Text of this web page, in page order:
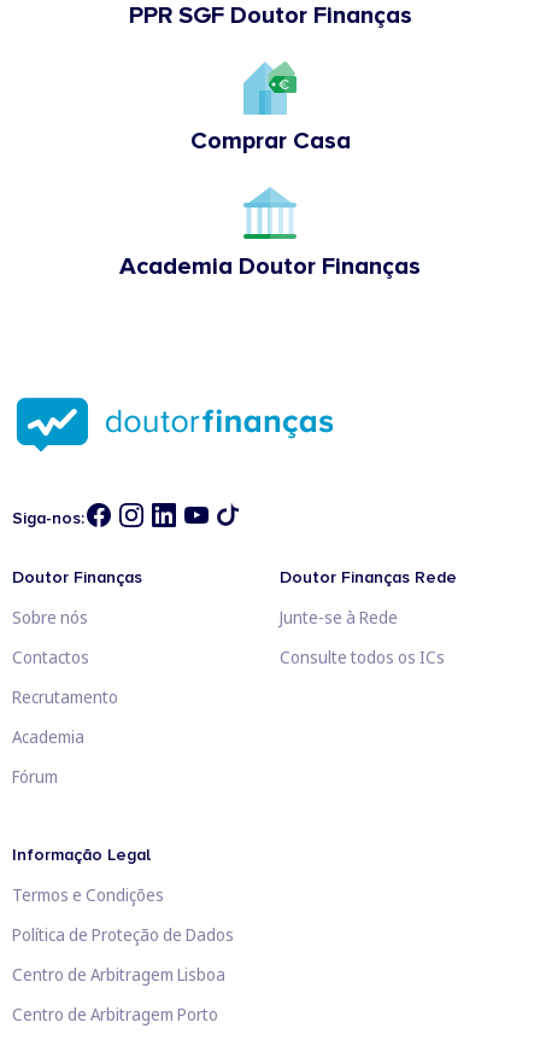
PPR SGF Doutor Finanças
Comprar Casa
Academia Doutor Finanças
Siga-nos:
Doutor Finanças
Sobre nós
Contactos
Recrutamento
Academia
Fórum
Doutor Finanças Rede
Junte-se à Rede
Consulte todos os ICs
Informação Legal
Termos e Condições
Política de Proteção de Dados
Centro de Arbitragem Lisboa
Centro de Arbitragem Porto